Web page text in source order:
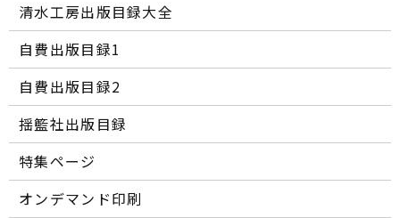
清水工房出版目録大全
自費出版目録1
自費出版目録2
揺籃社出版目録
特集ページ
オンデマンド印刷